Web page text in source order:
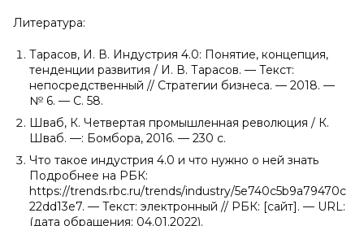
Литература:
Тарасов, И. В. Индустрия 4.0: Понятие, концепция,
тенденции развития / И. В. Тарасов. — Текст:
непосредственный // Стратегии бизнеса. — 2018. —
№ 6. — С. 58.
Шваб, К. Четвертая промышленная революция / К.
Шваб. —: Бомбора, 2016. — 230 c.
Что такое индустрия 4.0 и что нужно о ней знать
Подробнее на РБК:
https://trends.rbc.ru/trends/industry/5e740c5b9a79470c
22dd13e7. — Текст: электронный // РБК: [сайт]. — URL:
(дата обращения: 04.01.2022).